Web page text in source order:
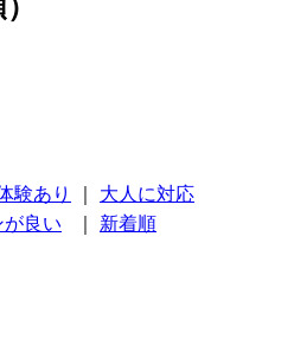
験あり
大人に対応
が良い 新着順